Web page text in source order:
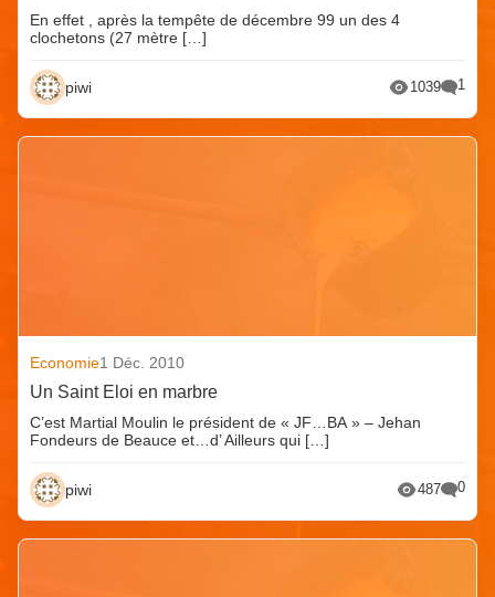
En effet , après la tempête de décembre 99 un des 4
clochetons (27 mètre […]
piwi 1039 1
Economie1 Déc. 2010
Un Saint Eloi en marbre
C’est Martial Moulin le président de « JF…BA » – Jehan
Fondeurs de Beauce et…d’ Ailleurs qui […]
piwi 487 0